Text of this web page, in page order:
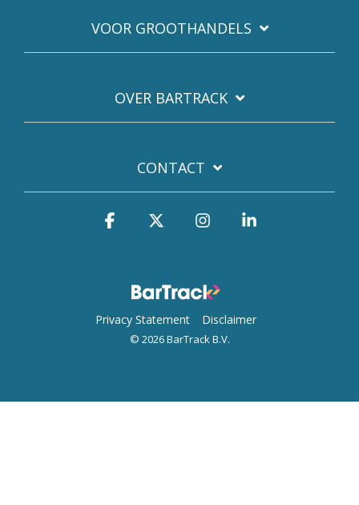
VOOR GROOTHANDELS
OVER BARTRACK
CONTACT
Privacy Statement Disclaimer
© 2026 BarTrack B.V.
Facebook Instagram